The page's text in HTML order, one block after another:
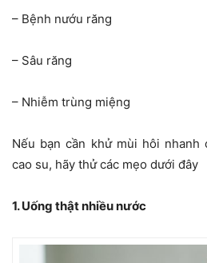
– Bệnh nướu răng
– Sâu răng
– Nhiễm trùng miệng
Nếu bạn cần khử mùi hôi nhanh
cao su, hãy thử các mẹo dưới đây
1. Uống thật nhiều nước